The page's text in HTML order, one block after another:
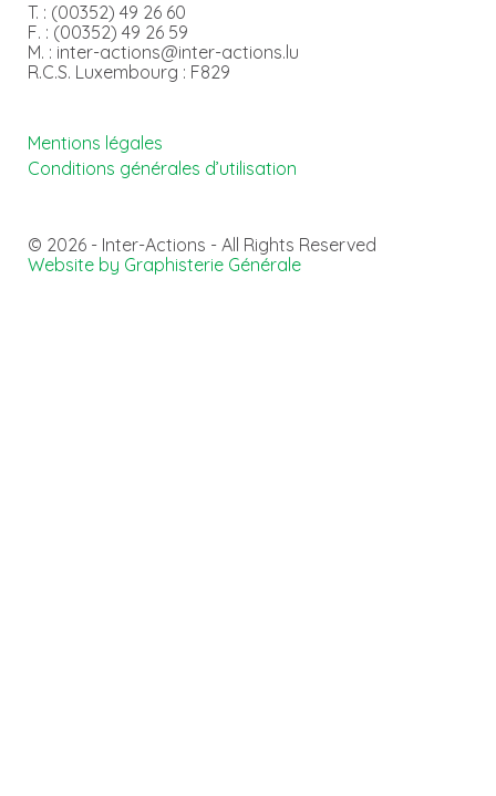
T. : (00352) 49 26 60
F. : (00352) 49 26 59
M. : inter-actions@inter-actions.lu
R.C.S. Luxembourg : F829
Mentions légales
Conditions générales d’utilisation
© 2026 - Inter-Actions - All Rights Reserved
Website by Graphisterie Générale